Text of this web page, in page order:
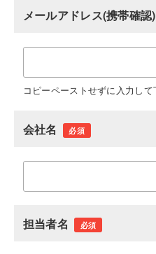
メールアドレス(携帯確認)
コピーペーストせずに入力し
会社名 必須
担当者名 必須